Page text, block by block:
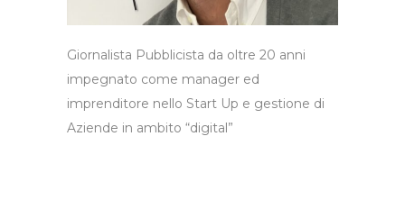
Giornalista Pubblicista da oltre 20 anni
impegnato come manager ed
imprenditore nello Start Up e gestione di
Aziende in ambito “digital”